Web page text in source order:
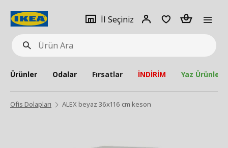
Ürün
Ara
İl Seçiniz
Giriş
Adet
Ürünler Odalar Fırsatlar İNDİRİM Yaz Ürünleri
Ofis Dolapları ALEX beyaz 36x116 cm keson